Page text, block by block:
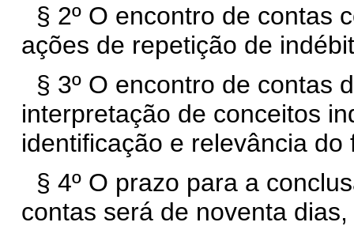
§ 2º O encontro de contas
ações de repetição de
§ 3º O encontro de contas
interpretação de conceitos
identificação e relevância do
§ 4º O prazo para a
contas será de noventa